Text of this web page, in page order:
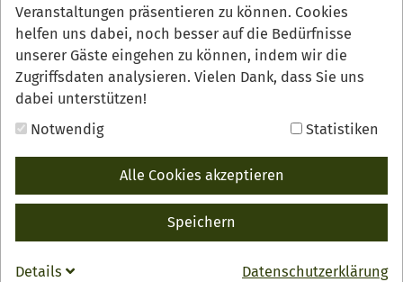
Veranstaltungen präsentieren zu können. Cookies
helfen uns dabei, noch besser auf die Bedürfnisse
unserer Gäste eingehen zu können, indem wir die
Zugriffsdaten analysieren. Vielen Dank, dass Sie uns
dabei unterstützen!
Notwendig
Statistiken
Alle Cookies akzeptieren
Speichern
Datenschutzerklärung
Details
Weingut Börsig mit
Straußwirtschaft s´Rebhisli